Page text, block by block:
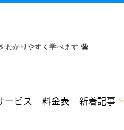
わかりやすく学べます
ービス 料金表 新着記事